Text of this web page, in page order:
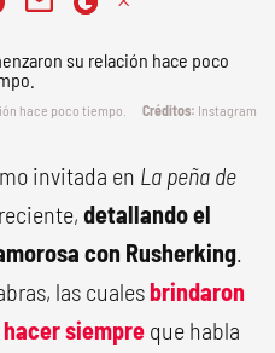
hace poco tiempo. Instagram
invitada en La peña de
detallando el
con Rusherking.
las cuales brindaron
siempre que habla